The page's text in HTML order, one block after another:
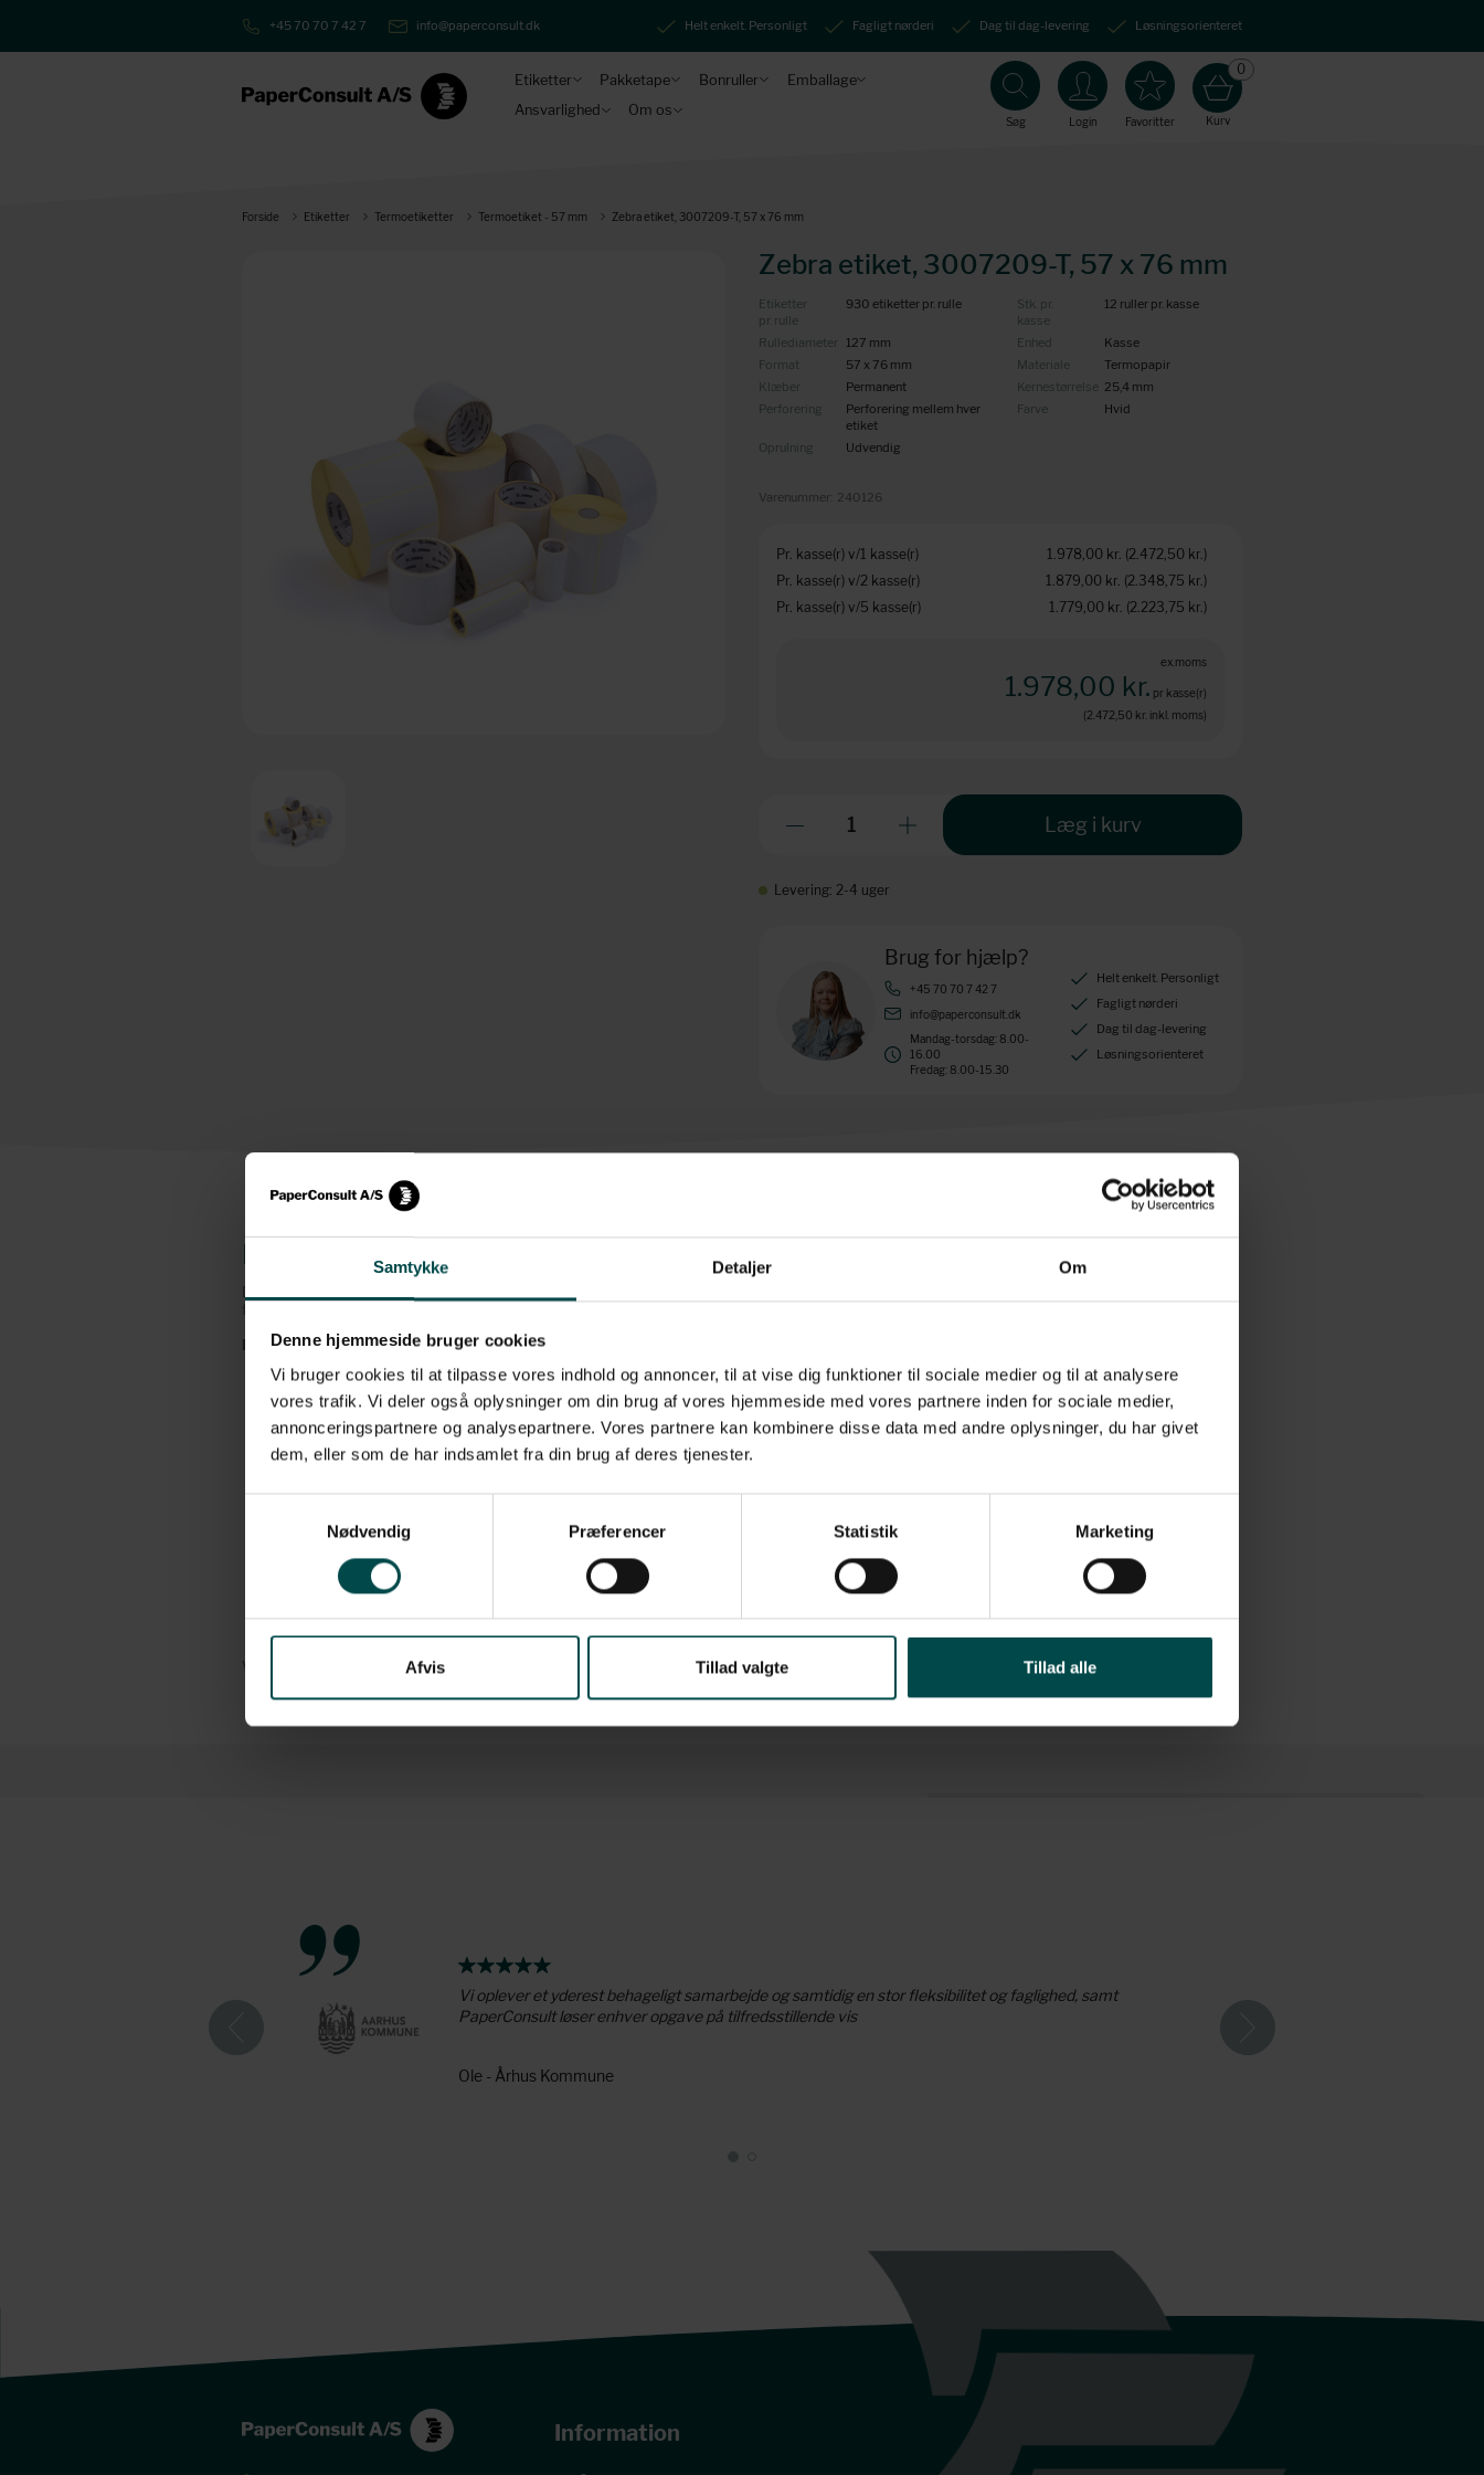
Samtykke Detaljer Om
Denne hjemmeside bruger cookies
Vi bruger cookies til at tilpasse vores indhold og annoncer, til at vise dig funktioner til sociale medier og til at analysere
vores trafik. Vi deler også oplysninger om din brug af vores hjemmeside med vores partnere inden for sociale medier,
annonceringspartnere og analysepartnere. Vores partnere kan kombinere disse data med andre oplysninger, du har givet
dem, eller som de har indsamlet fra din brug af deres tjenester.
Nødvendig
Præferencer Statistik Marketing
Afvis Tillad valgte Tillad alle
+45 70 70 7 42 7 info@paperconsult.dk Helt enkelt. Personligt Fagligt nørderi Dag til dag-levering Løsningsorienteret
Etiketter Pakketape Bonruller
Emballage
Ansvarlighed
Om os
Søg Login Favoritter Kurv
0
Forside Etiketter Termoetiketter Termoetiket - 57 mm Zebra etiket, 3007209-T, 57 x 76 mm
Zebra etiket, 3007209-T, 57 x 76 mm
Etiketter
pr. rulle
930 etiketter pr. rulle
Stk. pr.
kasse
12 ruller pr. kasse
Rullediameter 127 mm Enhed
Kasse
Format
57 x 76 mm Materiale
Termopapir
Klæber
Permanent Kernestørrelse 25,4 mm
Perforering
Perforering mellem hver
etiket
Farve Hvid
Oprulning Udvendig
Varenummer: 240126
Pr. kasse(r) v/1 kasse(r) 1.978,00 kr. (2.472,50 kr.)
Pr. kasse(r) v/2 kasse(r)
1.879,00 kr. (2.348,75 kr.)
Pr. kasse(r) v/5 kasse(r)
1.779,00 kr. (2.223,75 kr.)
1.978,00 kr.
ex.moms
pr kasse(r)
(2.472,50 kr. inkl. moms)
Læg i kurv
Levering: 2-4 uger
Brug for hjælp?
+45 70 70 7 42 7
info@paperconsult.dk
Mandag-torsdag: 8.00-
16.00
Fredag: 8.00-15.30
Helt enkelt. Personligt
Fagligt nørderi
Dag til dag-levering
Løsningsorienteret
Beskrivelse
fremstår smudsafvisende, så skidt og snavs ikke sætter sig på etiketten. Derudover falmer etiketten ikke nær så hurtigt som Termo Eco.
Etiketterne har følgende specifikationer:
Format: 57x76 mm, rulle
Variant: Nr. 3007209-T
Perforering: Perforering mellem hver etiket
Kernestørrelse: 25,4 mm
Passer til følgende printere: LP/TLP 2844/3842, GC-Series, GK/GX-Series, GT800
Vis mere
Vi oplever et yderest behageligt samarbejde og samtidig en stor fleksibilitet og faglighed, samt
PaperConsult løser enhver opgave på tilfredsstillende vis
Ole - Århus Kommune
Information